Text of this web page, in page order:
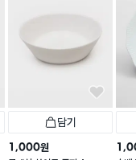
담기
1,000원